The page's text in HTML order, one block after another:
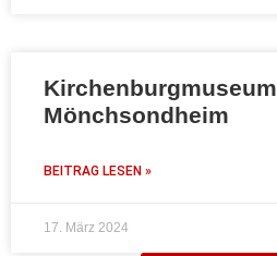
Kirchenburgmuseum
Mönchsondheim
BEITRAG LESEN »
17. März 2024